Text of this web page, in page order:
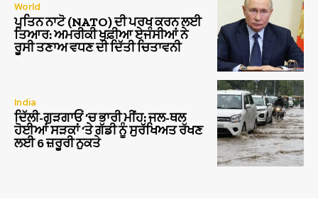
World
ਪੁਤਿਨ ਨਾਟੋ (NATO) ਦੀ ਪਰਖ ਕਰਨ ਲਈ
ਤਿਆਰ: ਅਮਰੀਕੀ ਖੁਫ਼ੀਆ ਏਜੰਸੀਆਂ ਨੇ
ਰੂਸੀ ਤਣਾਅ ਵਧਣ ਦੀ ਦਿੱਤੀ ਚਿਤਾਵਨੀ
India
ਦਿੱਲੀ-ਗੁੜਗਾਓਂ ‘ਚ ਭਾਰੀ ਮੀਂਹ: ਜਲ-ਥਲ
ਹੋਈਆਂ ਸੜਕਾਂ ‘ਤੇ ਗੱਡੀ ਨੂੰ ਸੁਰੱਖਿਅਤ ਰੱਖਣ
ਲਈ 6 ਜ਼ਰੂਰੀ ਨੁਕਤੇ